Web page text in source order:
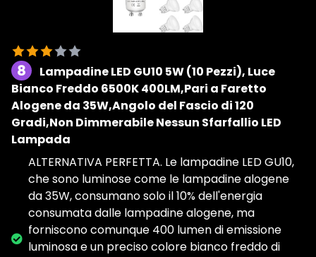
8
Lampadine LED GU10 5W (10 Pezzi), Luce
Bianco Freddo 6500K 400LM,Pari a Faretto
Alogene da 35W,Angolo del Fascio di 120
Gradi,Non Dimmerabile Nessun Sfarfallio LED
Lampada
ALTERNATIVA PERFETTA. Le lampadine LED GU10,
che sono luminose come le lampadine alogene
da 35W, consumano solo il 10% dell'energia
consumata dalle lampadine alogene, ma
forniscono comunque 400 lumen di emissione
luminosa e un preciso colore bianco freddo di